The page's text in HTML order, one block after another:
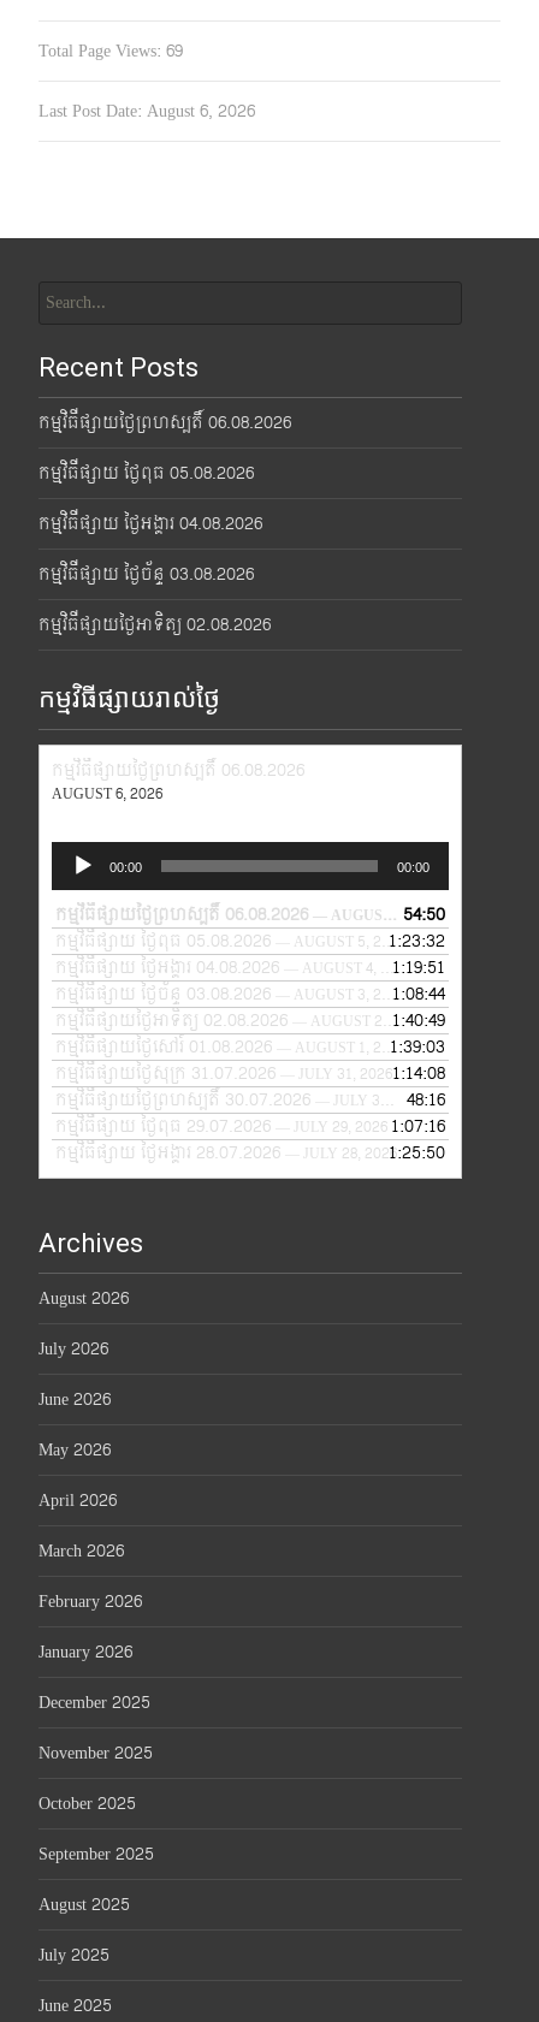
Total Page Views: 69
Last Post Date: August 6, 2026
for:
Recent Posts
កម្មវិធីផ្សាយថ្ងៃព្រហស្បតិ៍ 06.08.2026
កម្មវិធីផ្សាយ ថ្ងៃពុធ 05.08.2026
កម្មវិធីផ្សាយ ថ្ងៃអង្គារ 04.08.2026
កម្មវិធីផ្សាយ ថ្ងៃច័ន្ទ 03.08.2026
កម្មវិធីផ្សាយថ្ងៃអាទិត្យ 02.08.2026
កម្មវិធីផ្សាយរាល់ថ្ងៃ
កម្មវិធីផ្សាយថ្ងៃព្រហស្បតិ៍ 06.08.2026
AUGUST 6, 2026
Audio
Player
00:00 00:00
កម្មវិធីផ្សាយថ្ងៃព្រហស្បតិ៍ 06.08.2026— AUGUST 6, 2026
54:50
កម្មវិធីផ្សាយ ថ្ងៃពុធ 05.08.2026
— AUGUST 5, 2026 1:23:32
កម្មវិធីផ្សាយ ថ្ងៃអង្គារ 04.08.2026
— AUGUST 4, 2026
1:19:51
កម្មវិធីផ្សាយ ថ្ងៃច័ន្ទ 03.08.2026
— AUGUST 3, 2026 1:08:44
កម្មវិធីផ្សាយថ្ងៃអាទិត្យ 02.08.2026
— AUGUST 2, 2026 1:40:49
កម្មវិធីផ្សាយថ្ងៃសៅរ៍ 01.08.2026
— AUGUST 1, 2026 1:39:03
កម្មវិធីផ្សាយថ្ងៃសុក្រ 31.07.2026
— JULY 31, 20261:14:08
កម្មវិធីផ្សាយថ្ងៃព្រហស្បតិ៍ 30.07.2026
— JULY 30, 2026
48:16
កម្មវិធីផ្សាយ ថ្ងៃពុធ 29.07.2026
— JULY 29, 20261:07:16
កម្មវិធីផ្សាយ ថ្ងៃអង្គារ 28.07.2026
— JULY 28, 20261:25:50
Archives
August 2026
July 2026
June 2026
May 2026
April 2026
March 2026
February 2026
January 2026
December 2025
November 2025
October 2025
September 2025
August 2025
July 2025
June 2025